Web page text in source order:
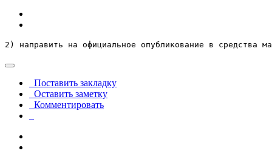
2) направить на официальное опубликование в средства
Поставить закладку
Оставить заметку
Комментировать